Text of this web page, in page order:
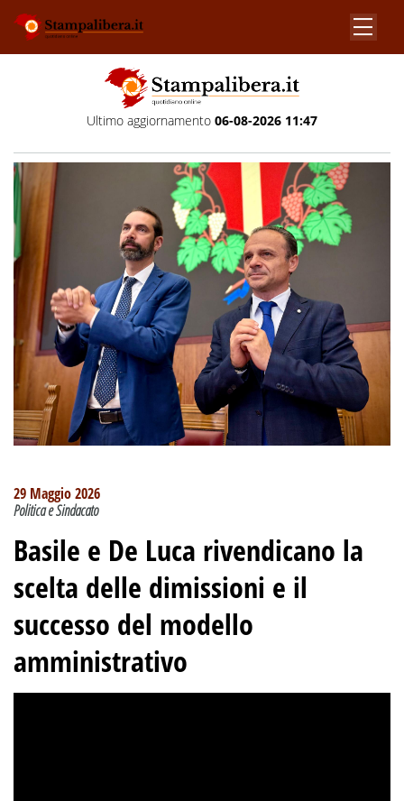
Ultimo aggiornamento 06-08-2026 11:47
29 Maggio 2026
Politica e Sindacato
Basile e De Luca rivendicano la
scelta delle dimissioni e il
successo del modello
amministrativo